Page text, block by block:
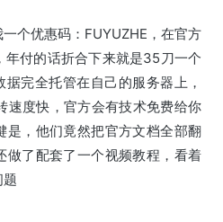
个优惠码：FUYUZHE，在官方
付的话折合下来就是35刀一个
完全托管在自己的服务器上，
速度快，官方会有技术免费给你
是，他们竟然把官方文档全部翻
做了配套了一个视频教程，看着